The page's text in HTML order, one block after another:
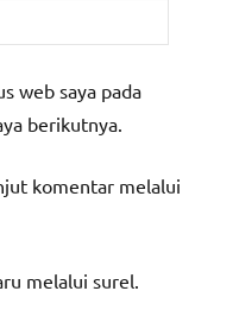
web saya pada
berikutnya.
komentar melalui
melalui surel.